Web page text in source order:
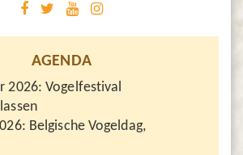
AGENDA
2026: Vogelfestival
Belgische Vogeldag,